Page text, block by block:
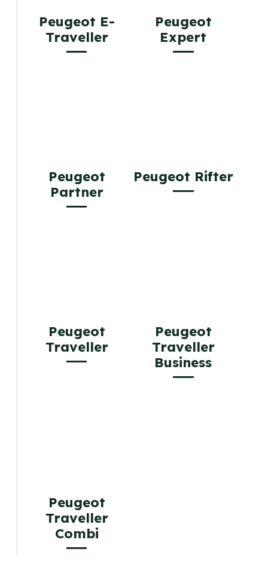
Peugeot E-
Traveller
Peugeot
Expert
Peugeot
Partner
Peugeot Rifter
Peugeot
Traveller
Peugeot
Traveller
Business
Peugeot
Traveller
Combi